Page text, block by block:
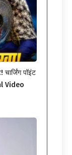
पॉइंट
Video